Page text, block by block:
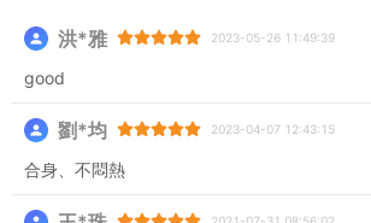
洪*雅 2023-05-26 11:49:39
good
劉*均 2023-04-07 12:43:15
合身、不悶熱